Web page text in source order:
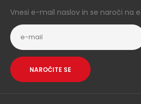
Vnesi e-mail naslov in se naroči na
NAROČITE SE